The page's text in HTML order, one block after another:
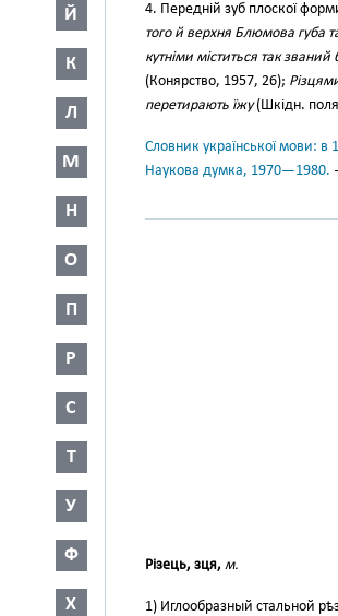
Й
К
Л
М
Н
О
П
Р
С
Т
У
Ф
Х
4. Передній зуб плоскої
того й верхня Блюмова губа
кутніми міститься так
(Конярство, 1957, 26);
перетирають їжу(Шкідн.
Словник української мови: в
Наукова думка, 1970—1980.
Різець, зця, м.
1) Иглообразный стальной